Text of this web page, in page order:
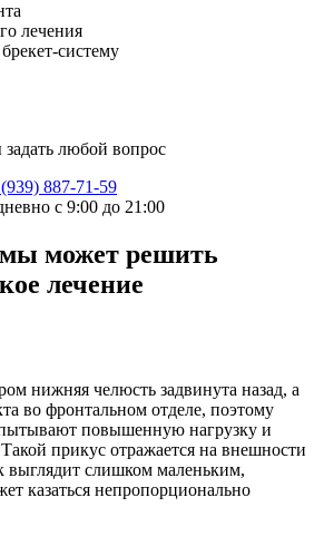
лечения
систему
любой вопрос
887-71-59
с 9:00 до 21:00
может решить
лечение
нижняя челюсть задвинута назад, а
во фронтальном отделе, поэтому
повышенную нагрузку и
прикус отражается на внешности
выглядит слишком маленьким,
казаться непропорционально